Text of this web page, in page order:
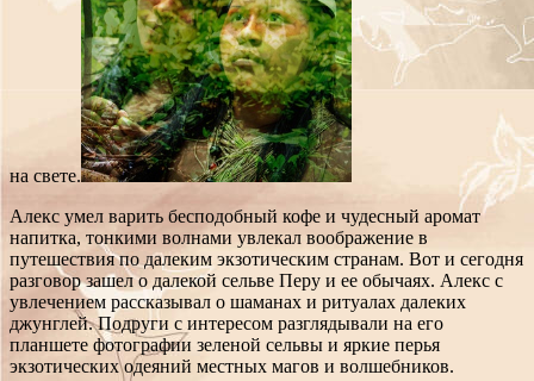
на свете.
Алекс умел варить бесподобный кофе и чудесный аромат
напитка, тонкими волнами увлекал воображение в
путешествия по далеким экзотическим странам. Вот и сегодня
разговор зашел о далекой сельве Перу и ее обычаях. Алекс с
увлечением рассказывал о шаманах и ритуалах далеких
джунглей. Подруги с интересом разглядывали на его
планшете фотографии зеленой сельвы и яркие перья
экзотических одеяний местных магов и волшебников.